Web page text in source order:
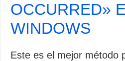
OCCURRED»
WINDOWS
Este es el mejor método